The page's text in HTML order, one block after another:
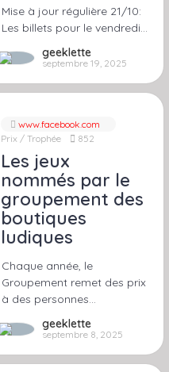
Mise à jour régulière 21/10:
Les billets pour le vendredi…
geeklette
septembre 19, 2025
www.facebook.com
Prix / Trophée
852
Les jeux
nommés par le
groupement des
boutiques
ludiques
Chaque année, le
Groupement remet des prix
à des personnes…
geeklette
septembre 8, 2025